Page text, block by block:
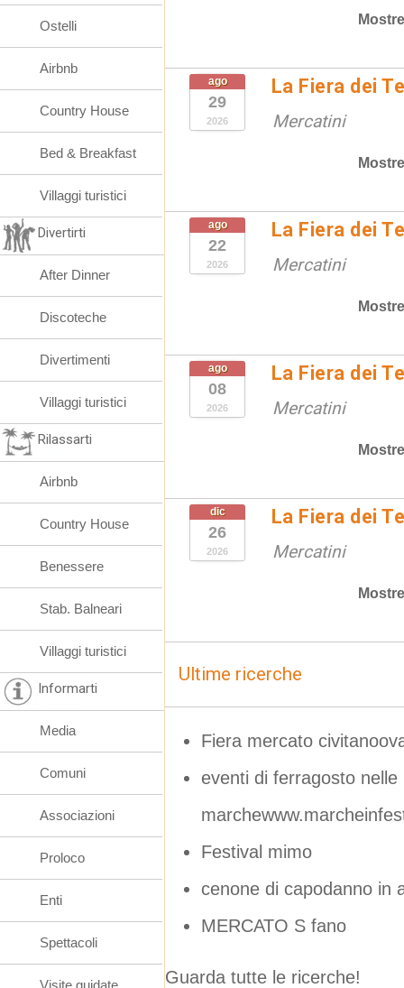
ago
29
2026
La Fiera dei
Mercatini
ago
22
2026
La Fiera dei
Mercatini
ago
08
2026
La Fiera dei
Mercatini
dic
26
2026
La Fiera dei
Mercatini
Ultime ricerche
Fiera mercato
eventi di ferragosto nelle
Festival mimo
cenone di capodanno in
MERCATO S fano
Guarda tutte le ricerche!
Ostelli
Airbnb
Country House
Bed & Breakfast
Villaggi turistici
Divertirti
After Dinner
Discoteche
Divertimenti
Villaggi turistici
Rilassarti
Airbnb
Country House
Benessere
Stab. Balneari
Villaggi turistici
Informarti
Media
Comuni
Associazioni
Proloco
Enti
Spettacoli
Visite guidate